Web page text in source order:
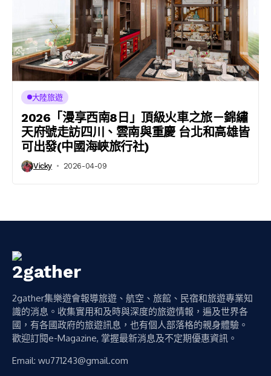
大陸旅遊
2026「漫享西南8日」頂級火車之旅－錦繡
天府號走訪四川、雲南與重慶 台北和高雄皆
可出發(中國海峽旅行社)
Vicky 2026-04-09
2gather集樂遊會報導旅遊、航空、旅館、民宿和旅遊專業知
識的消息。收集實用和及時與深度的旅遊情報，遍及世界各
國，有各國政府的旅遊訊息，也有個人部落格的親身體驗。
歡迎訂閱e-Magazine, 掌握最新消息及不定期優惠資訊。
Email: wu771243@gmail.com